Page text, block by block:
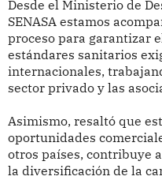
Desde el Ministerio de
SENASA estamos
proceso para garantizar
estándares sanitarios
internacionales,
sector privado y las
Asimismo, resaltó que
oportunidades
otros países, contribuye
la diversificación de la